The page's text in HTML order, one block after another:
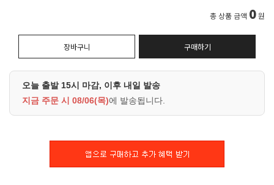
총 상품 금액 0원
장바구니 구매하기
오늘 출발 15시 마감, 이후 내일 발송
지금 주문 시 08/06(목)에 발송됩니다.